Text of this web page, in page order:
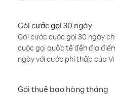
Gói cước gọi 30 ngày
Gói cước cuộc gọi 30 ngày
cuộc gọi quốc tế đến địa
ngày với cước phí thấp của
Gói thuê bao hàng tháng